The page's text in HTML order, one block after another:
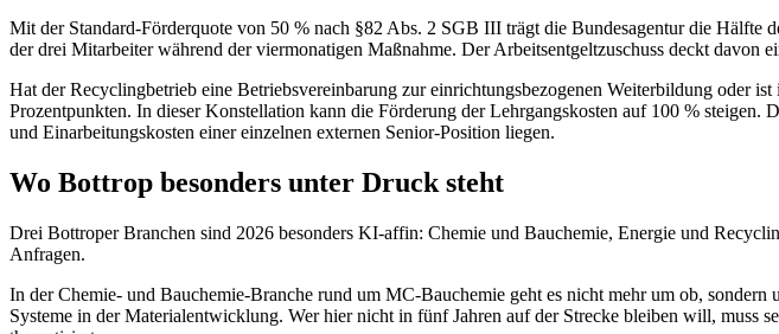
Mit der Standard-Förderquote von 50 % nach §82 Abs. 2 SGB III trägt die Bundesagentur die
der drei Mitarbeiter während der viermonatigen Maßnahme. Der Arbeitsentgeltzuschuss deckt davon
Hat der Recyclingbetrieb eine Betriebsvereinbarung zur einrichtungsbezogenen Weiterbildung
Prozentpunkten. In dieser Konstellation kann die Förderung der Lehrgangskosten auf 100 %
und Einarbeitungskosten einer einzelnen externen Senior-Position liegen.
Wo Bottrop besonders unter Druck steht
Drei Bottroper Branchen sind 2026 besonders KI-affin: Chemie und Bauchemie, Energie und
Anfragen.
In der Chemie- und Bauchemie-Branche rund um MC-Bauchemie geht es nicht mehr um ob,
Systeme in der Materialentwicklung. Wer hier nicht in fünf Jahren auf der Strecke bleiben will,